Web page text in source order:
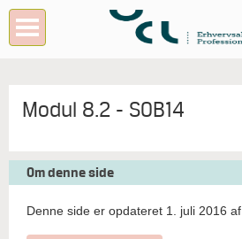
Modul 8.2 - SOB14
Om denne side
Denne side er opdateret 1. juli 2016 af